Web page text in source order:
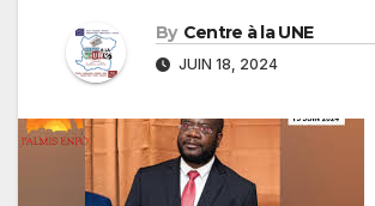
By Centre à la UNE
JUIN 18, 2024